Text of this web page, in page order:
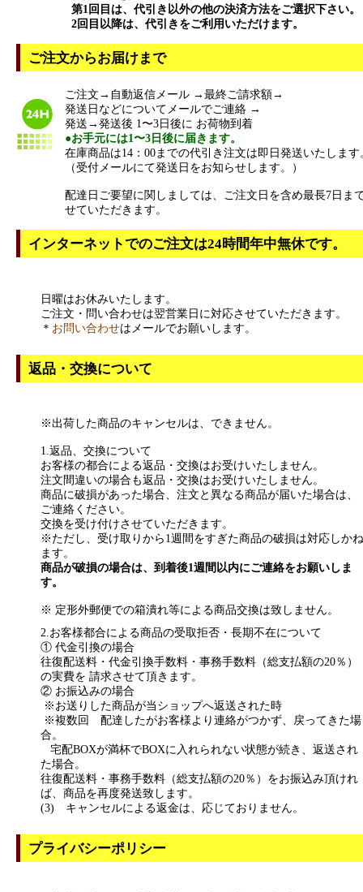
第1回目は、代引き以外の他の決済方法をご選択下さい。
2回目以降は、代引きをご利用いただけます。
ご注文からお届けまで
ご注文→自動返信メール →最終ご請求額→
発送日などについてメールでご連絡 →
発送→発送後 1〜3日後に お荷物到着
●お手元には1〜3日後に届きます。
在庫商品は14：00までの代引き注文は即日発送いたします
（受付メールにて発送日をお知らせします。）
配達日ご要望に関しましては、ご注文日を含め最長7日ま
せていただきます。
インターネットでのご注文は24時間年中無休です。
日曜はお休みいたします。
ご注文・問い合わせは翌営業日に対応させていただきます。
＊ お問い合わせはメールでお願いします。
返品・交換について
※出荷した商品のキャンセルは、できません。
1.返品、交換について
お客様の都合による返品・交換はお受けいたしません。
注文間違いの場合も返品・交換はお受けいたしません。
商品に破損があった場合、注文と異なる商品が届いた場合は、
ご連絡ください。
交換を受け付けさせていただきます。
※ただし、受け取りから1週間をすぎた商品の破損は対応しかね
ます。
商品が破損の場合は、到着後1週間以内にご連絡をお願いしま
す。
※ 定形外郵便での箱潰れ等による商品交換は致しません。
2.お客様都合による商品の受取拒否・長期不在について
① 代金引換の場合
往復配送料・代金引換手数料・事務手数料（総支払額の20％）
の実費を 請求させて頂きます。
② お振込みの場合
※お送りした商品が当ショップへ返送された時
※複数回 配達したがお客様より連絡がつかず、戻ってきた場
合。
宅配BOXが満杯でBOXに入れられない状態が続き、返送され
た場合。
往復配送料・事務手数料（総支払額の20％）をお振込み頂けれ
ば、商品を再度発送致します。
(3) キャンセルによる返金は、応じておりません。
プライバシーポリシー